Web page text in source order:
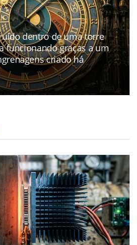
dentro de uma torre
funcionando graças a um
criado há